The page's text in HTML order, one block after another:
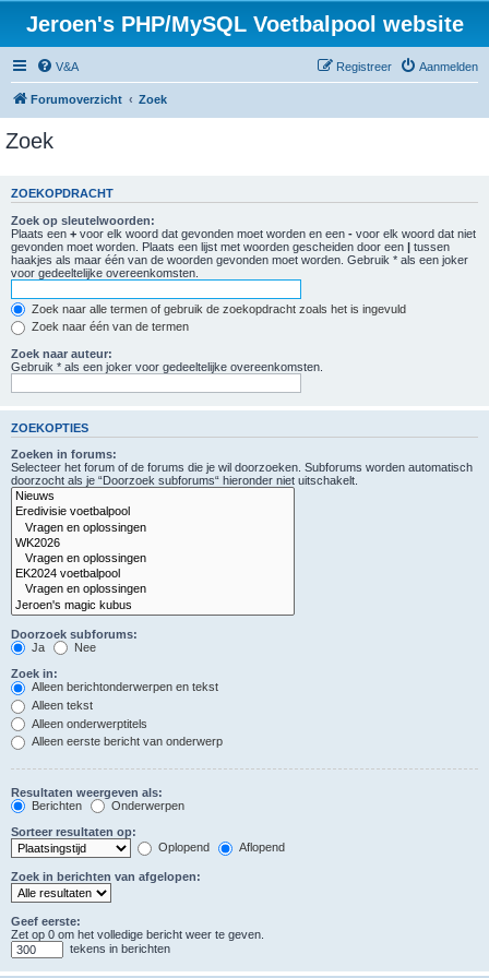
Jeroen's PHP/MySQL Voetbalpool website
V&A Aanmelden
Registreer
Forumoverzicht Zoek
Zoek
ZOEKOPDRACHT
Zoek op sleutelwoorden:
Plaats een + voor elk woord dat gevonden moet worden en een - voor elk woord dat niet
gevonden moet worden. Plaats een lijst met woorden gescheiden door een | tussen
haakjes als maar één van de woorden gevonden moet worden. Gebruik * als een joker
voor gedeeltelijke overeenkomsten.
Zoek naar alle termen of gebruik de zoekopdracht zoals het is ingevuld
Zoek naar één van de termen
Zoek naar auteur:
Gebruik * als een joker voor gedeeltelijke overeenkomsten.
ZOEKOPTIES
Zoeken in forums:
Selecteer het forum of de forums die je wil doorzoeken. Subforums worden automatisch
doorzocht als je “Doorzoek subforums“ hieronder niet uitschakelt.
Doorzoek subforums:
Ja
Nee
Zoek in:
Alleen berichtonderwerpen en tekst
Alleen tekst
Alleen onderwerptitels
Alleen eerste bericht van onderwerp
Resultaten weergeven als:
Berichten
Onderwerpen
Sorteer resultaten op:
Oplopend
Aflopend
Zoek in berichten van afgelopen:
Geef eerste:
Zet op 0 om het volledige bericht weer te geven.
tekens in berichten